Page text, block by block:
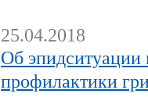
25.04.2018
Об эпидситуации
профилактики